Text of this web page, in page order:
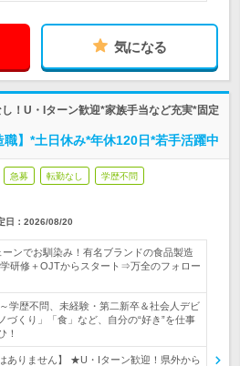
気になる
！U・Iターン歓迎*家族手当など充実*固定
】*土日休み*年休120日*若手活躍中
急募 転勤なし 学歴不問
日： 2026/08/20
ンでお馴染み！有名ブランドの食品製造
研修＋OJTからスタート⇒万全のフォロー
学歴不問、未経験・第二新卒＆社会人デビ
くり」「食」など、自分の“好き”を仕事
！
ありません】 ★U・Iターン歓迎！県外から